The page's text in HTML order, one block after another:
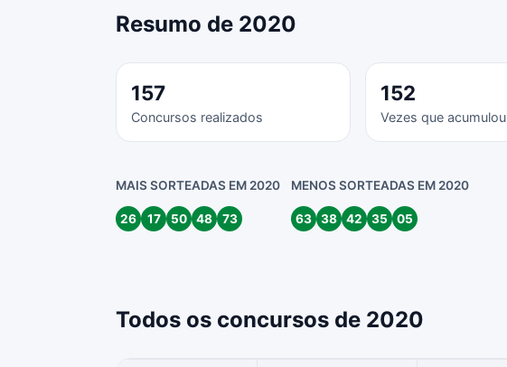
Resumo de 2020
157
Concursos realizados
152
Vezes que acumulou
MAIS SORTEADAS EM 2020
26 17 50 48 73
MENOS SORTEADAS EM 2020
63 38 42 35 05
Todos os concursos de 2020